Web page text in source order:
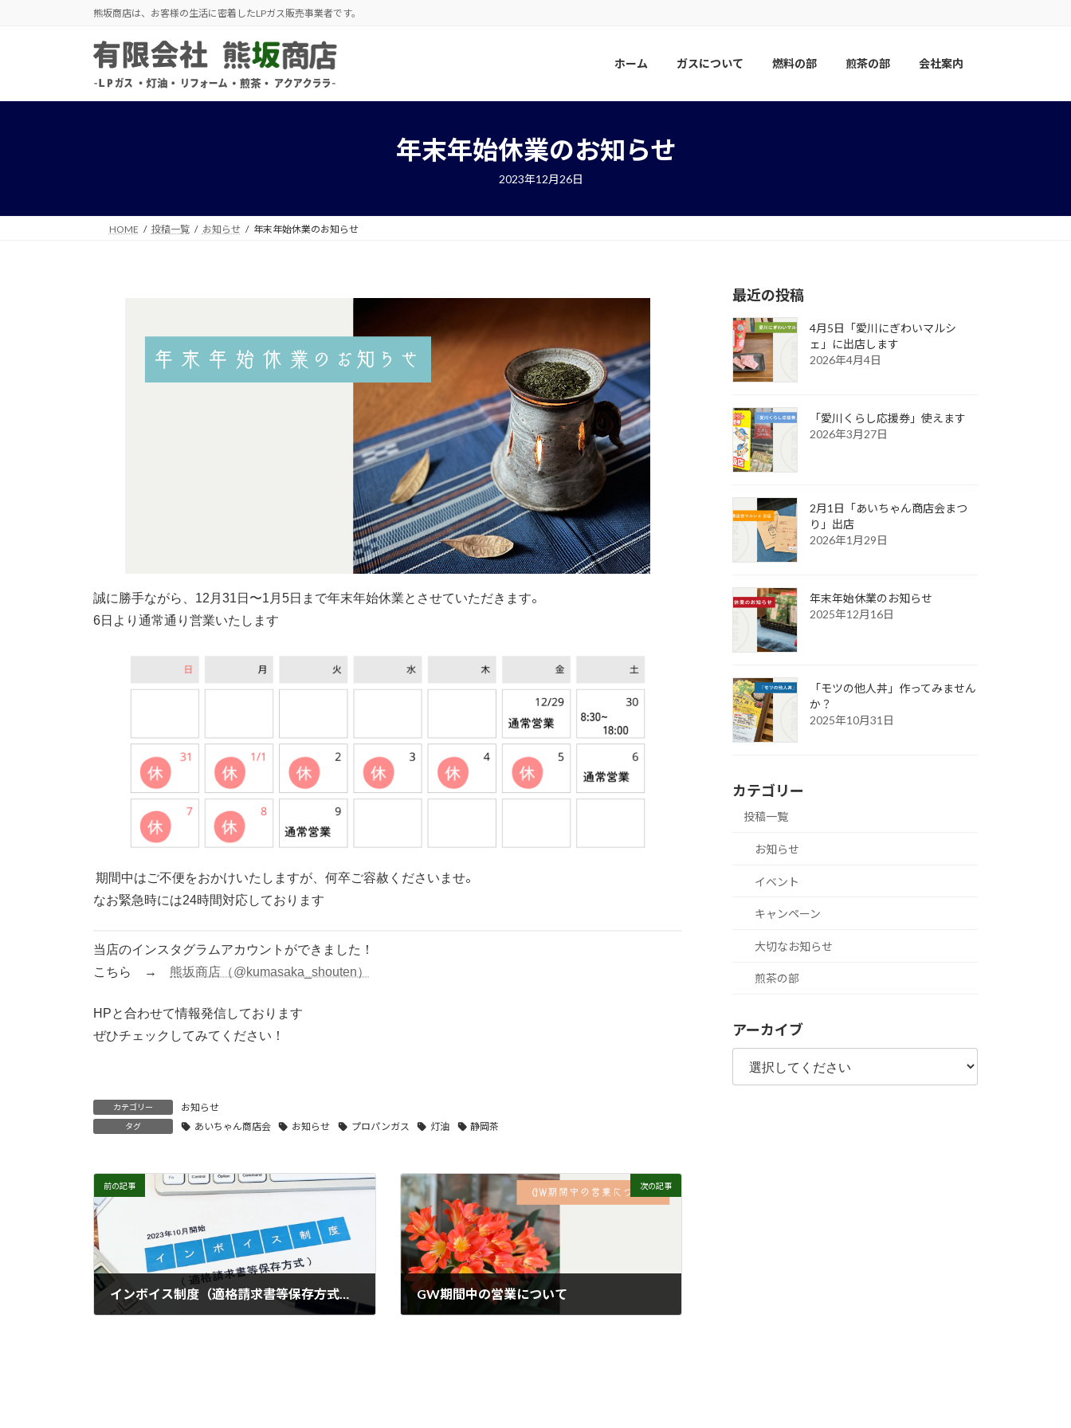
へ
ョ
熊坂商店は、お客様の生活に密着したLPガス販売事業者です。
ホーム ガスについて 燃料の部 煎茶の部 会社案内
年末年始休業のお知らせ
2023年12月26日
HOME 投稿一覧 お知らせ 年末年始休業のお知らせ
誠に勝手ながら、12月31日〜1月5日まで年末年始休業とさせていただきます。
6日より通常通り営業いたします
期間中はご不便をおかけいたしますが、何卒ご容赦くださいませ。
なお緊急時には24時間対応しております
当店のインスタグラムアカウントができました！
こちら → 熊坂商店（@kumasaka_shouten）
HPと合わせて情報発信しております
ぜひチェックしてみてください！
カテゴリー お知らせ
タグ あいちゃん商店会 お知らせ プロパンガス 灯油 静岡茶
前の記事 次の記事
GW期間中の営業について
最近の投稿
4月5日「愛川にぎわいマルシ
ェ」に出店します
2026年4月4日
「愛川くらし応援券」使えます
2026年3月27日
2月1日「あいちゃん商店会まつ
り」出店
2026年1月29日
年末年始休業のお知らせ
2025年12月16日
「モツの他人丼」作ってみません
か？
2025年10月31日
カテゴリー
投稿一覧
お知らせ
イベント
キャンペーン
大切なお知らせ
煎茶の部
アーカイブ